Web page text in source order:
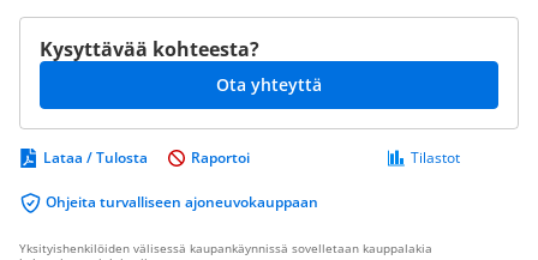
Kysyttävää kohteesta?
Ota yhteyttä
Lataa / Tulosta
Ohjeita turvalliseen ajoneuvokauppaan
Tilastot
Raportoi
Yksityishenkilöiden välisessä kaupankäynnissä sovelletaan kauppalakia